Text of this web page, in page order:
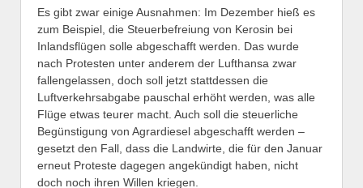
Es gibt zwar einige Ausnahmen: Im Dezember hieß es
zum Beispiel, die Steuerbefreiung von Kerosin bei
Inlandsflügen solle abgeschafft werden. Das wurde
nach Protesten unter anderem der Lufthansa zwar
fallengelassen, doch soll jetzt stattdessen die
Luftverkehrsabgabe pauschal erhöht werden, was alle
Flüge etwas teurer macht. Auch soll die steuerliche
Begünstigung von Agrardiesel abgeschafft werden –
gesetzt den Fall, dass die Landwirte, die für den Januar
erneut Proteste dagegen angekündigt haben, nicht
doch noch ihren Willen kriegen.